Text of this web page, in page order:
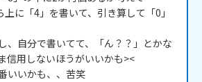
に「4」を書いて、引き算して「0」
、自分で書いてて、「ん？？」とかな
信用しないほうがいいかも><
いいかも、、苦笑